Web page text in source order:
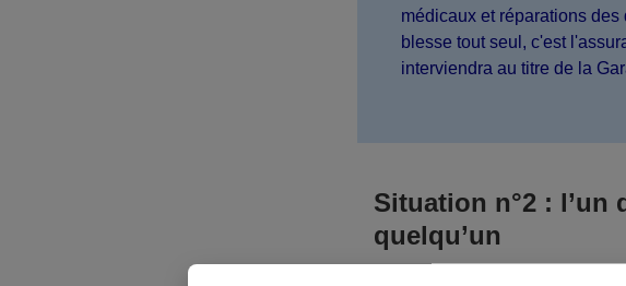
médicaux et réparations
blesse tout seul, c'est
interviendra au titre de la
Situation n°2 : l’un
quelqu’un